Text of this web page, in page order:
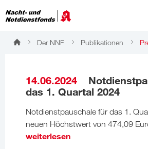
Der NNF Publikationen
14.06.2024
das 1. Quartal 2024
Notdienstpauschale für das 1.
neuen Höchstwert von 474,09
weiterlesen